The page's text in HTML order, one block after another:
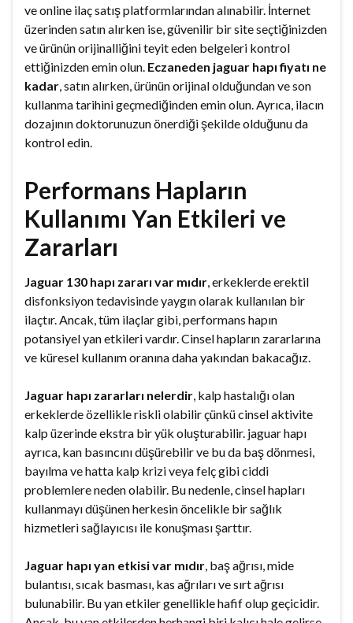
ve online ilaç satış platformlarından alınabilir. İnternet
üzerinden satın alırken ise, güvenilir bir site seçtiğinizden
ve ürünün orijinalliğini teyit eden belgeleri kontrol
ettiğinizden emin olun. Eczaneden jaguar hapı fiyatı ne
kadar, satın alırken, ürünün orijinal olduğundan ve son
kullanma tarihini geçmediğinden emin olun. Ayrıca, ilacın
dozajının doktorunuzun önerdiği şekilde olduğunu da
kontrol edin.
Performans Hapların
Kullanımı Yan Etkileri ve
Zararları
Jaguar 130 hapı zararı var mıdır, erkeklerde erektil
disfonksiyon tedavisinde yaygın olarak kullanılan bir
ilaçtır. Ancak, tüm ilaçlar gibi, performans hapın
potansiyel yan etkileri vardır. Cinsel hapların zararlarına
ve küresel kullanım oranına daha yakından bakacağız.
Jaguar hapı zararları nelerdir, kalp hastalığı olan
erkeklerde özellikle riskli olabilir çünkü cinsel aktivite
kalp üzerinde ekstra bir yük oluşturabilir. jaguar hapı
ayrıca, kan basıncını düşürebilir ve bu da baş dönmesi,
bayılma ve hatta kalp krizi veya felç gibi ciddi
problemlere neden olabilir. Bu nedenle, cinsel hapları
kullanmayı düşünen herkesin öncelikle bir sağlık
hizmetleri sağlayıcısı ile konuşması şarttır.
Jaguar hapı yan etkisi var mıdır, baş ağrısı, mide
bulantısı, sıcak basması, kas ağrıları ve sırt ağrısı
bulunabilir. Bu yan etkiler genellikle hafif olup geçicidir.